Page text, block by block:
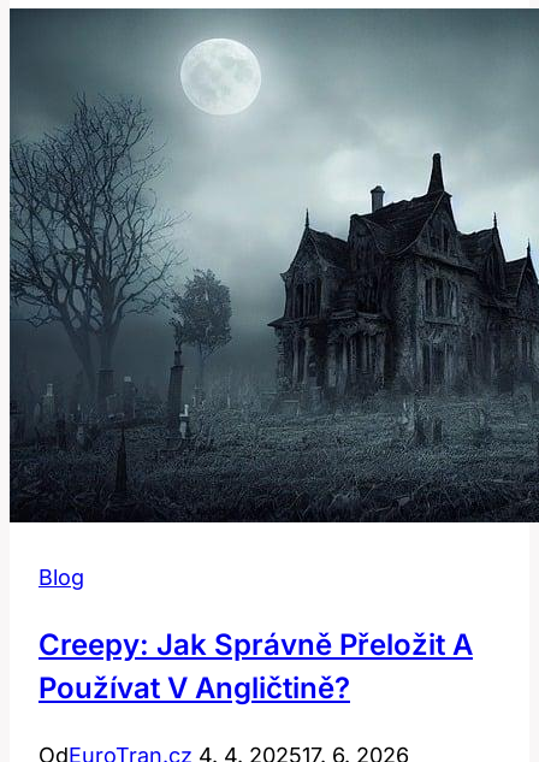
a
Význam
Blog
Creepy: Jak Správně Přeložit A
Používat V Angličtině?
OdEuroTran.cz 4. 4. 202517. 6. 2026